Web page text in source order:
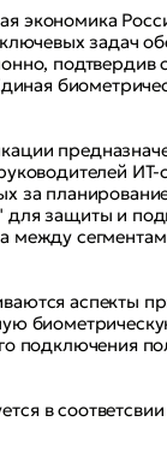
экономика
задач
за
защиты и
между
аспекты
подключения
в